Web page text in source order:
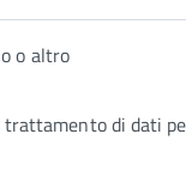
o altro
di dati